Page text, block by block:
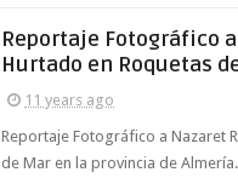
Reportaje Fotográfico
Hurtado en Roquetas
11 years ago
Reportaje Fotográfico a Nazaret
de Mar en la provincia de